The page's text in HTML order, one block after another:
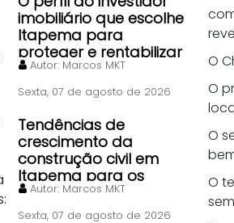
imobiliário que escolhe
Itapema para
proteger e rentabilizar
patrimônio
Autor: Marcos MKT
Sexta, 07 de agosto de 2026
Tendências de
crescimento da
construção civil em
Itapema para os
próximos anos: O que
esperar?
Autor: Marcos MKT
Sexta, 07 de agosto de 2026
O
O
O
O